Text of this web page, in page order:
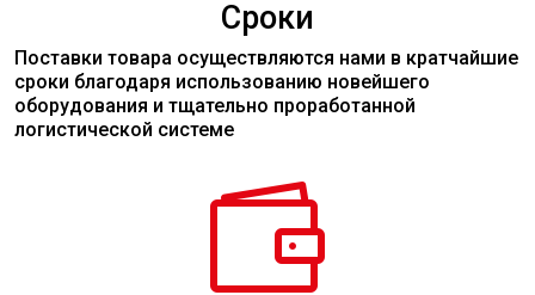
Сроки
Поставки товара осуществляются нами в кратчайшие
сроки благодаря использованию новейшего
оборудования и тщательно проработанной
логистической системе
